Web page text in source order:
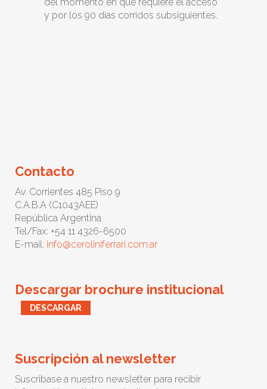
y por los 90 días corridos subsiguientes.
Contacto
Av. Corrientes 485 Piso 9
C.A.B.A (C1043AEE)
República Argentina
Tel/Fax: +54 11 4326-6500
E-mail: info@ceroliniferrari.com.ar
Descargar brochure institucional
DESCARGAR
Suscripción al newsletter
Suscribase a nuestro newsletter para recibir